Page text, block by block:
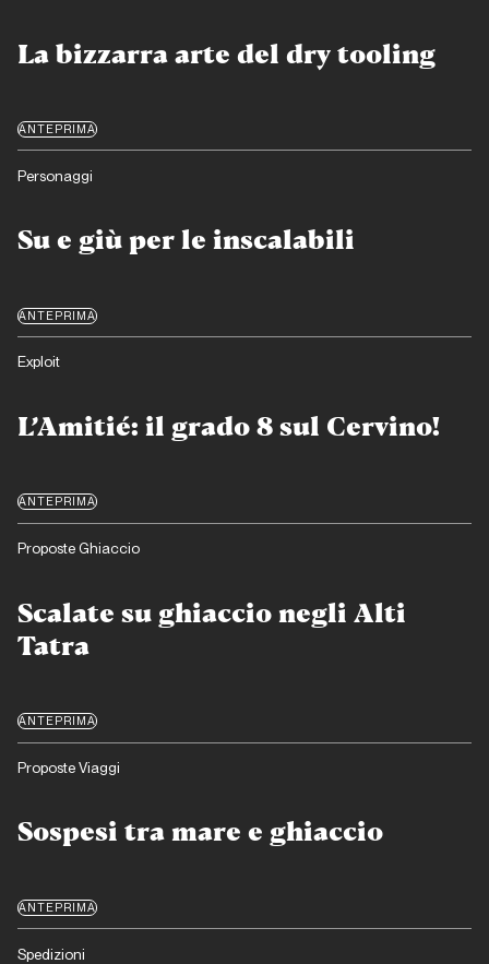
La bizzarra arte del dry tooling
ANTEPRIMA
Su e giù per le inscalabili
Personaggi
ANTEPRIMA
L’Amitié: il grado 8 sul Cervino!
Exploit
ANTEPRIMA
Scalate su ghiaccio negli Alti
Tatra
Proposte Ghiaccio
ANTEPRIMA
Sospesi tra mare e ghiaccio
Proposte Viaggi
ANTEPRIMA
Spedizioni